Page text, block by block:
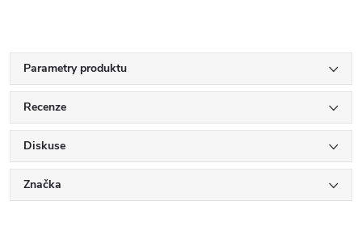
Parametry produktu
Recenze
Diskuse
Značka